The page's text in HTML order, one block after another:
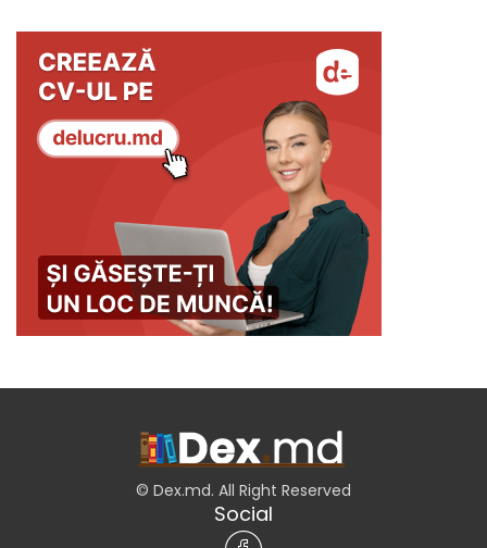
© Dex.md. All Right Reserved
Social